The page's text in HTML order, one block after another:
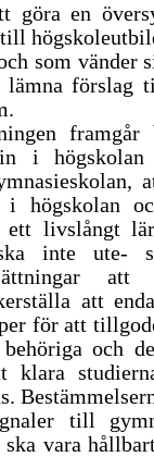
göra en
som vänder
lämna förslag
framgår
i högskolan
högskolan
livslångt
ska inte ute-
att
att
för att
och
klara
till
vara